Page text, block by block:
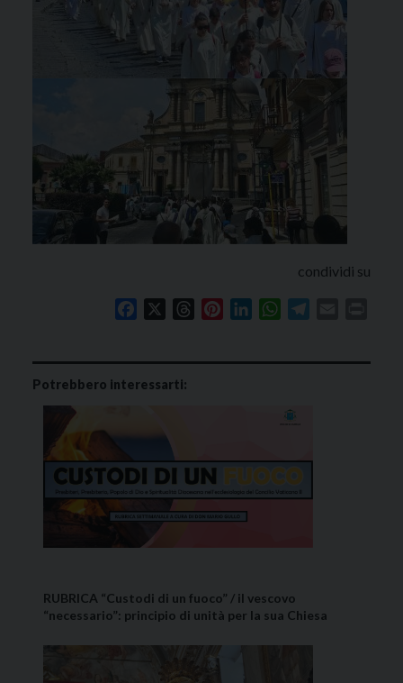
condividi su
Facebook ThreadsPinterestLinkedInWhatsApp
Potrebbero interessarti:
RUBRICA “Custodi di un fuoco” / il vescovo
“necessario”: principio di unità per la sua Chiesa